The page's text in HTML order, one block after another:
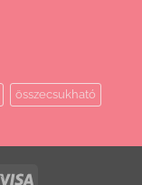
összecsukható